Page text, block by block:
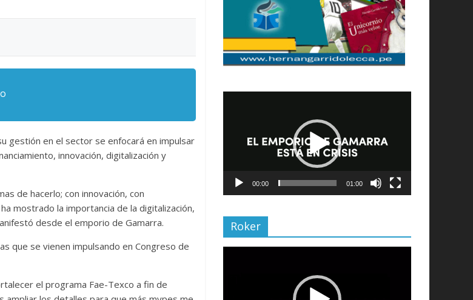
gestión en el sector se enfocará en impulsar
innovación, digitalización y
de hacerlo; con innovación, con
mostrado la importancia de la digitalización,
desde el emporio de Gamarra.
que se vienen impulsando en Congreso de
el programa Fae-Texco a fin de
00:00 01:00
Roker